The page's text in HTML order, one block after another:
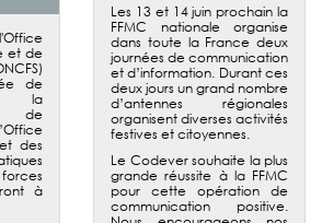
et de
de
à la
de
des
à
Les 13 et 14 juin prochain la
FFMC nationale organise
dans toute la France deux
journées de communication
et d’information. Durant ces
deux jours un grand nombre
d’antennes régionales
organisent diverses activités
festives et citoyennes.
Le Codever souhaite la plus
grande réussite à la FFMC
pour cette opération de
communication positive.